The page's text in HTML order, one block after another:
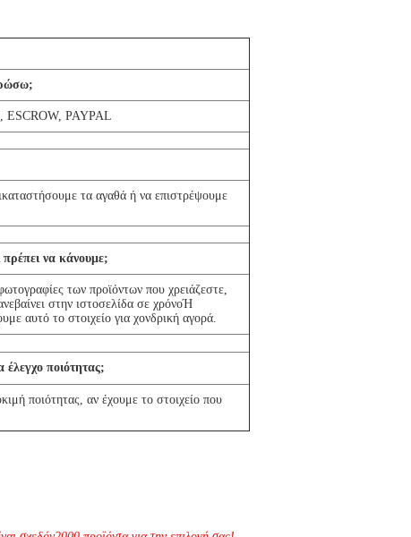
PAYPAL
τα αγαθά ή να επιστρέψουμε
πρέπει να κάνουμε;
των προϊόντων που χρειάζεστε,
στην ιστοσελίδα σε χρόνοΉ
αυτό το στοιχείο για χονδρική αγορά.
ποιότητας;
ποιότητας, αν έχουμε το στοιχείο που